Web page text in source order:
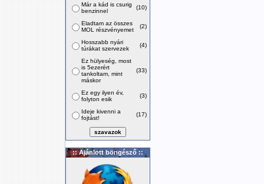
Már a kád is csurig
benzinnel
(10)
Eladtam az összes
MOL részvényemet
(2)
Hosszabb nyári
túrákat szervezek
(4)
Ez hülyeség, most
is 5ezerért
tankoltam, mint
máskor
(33)
Ez egy ilyen év,
folyton esik
(3)
Ideje kivenni a
fojtást!
(17)
:: Ajánlott böngésző ::